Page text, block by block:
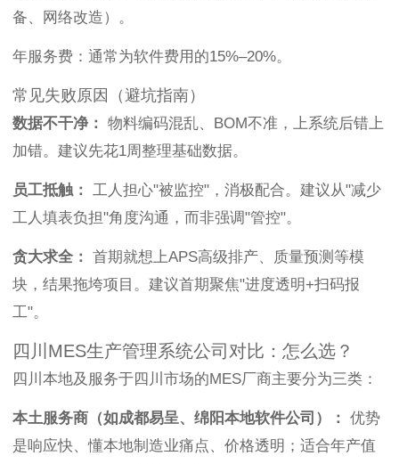
备、网络改造）。
年服务费：通常为软件费用的15%–20%。
常见失败原因（避坑指南）
数据不干净：
物料编码混乱、BOM不准，上系统后错上
加错。建议先花1周整理基础数据。
员工抵触：
工人担心"被监控"，消极配合。建议从"减少
工人填表负担"角度沟通，而非强调"管控"。
贪大求全：
首期就想上APS高级排产、质量预测等模
块，结果拖垮项目。建议首期聚焦"进度透明+扫码报
工"。
四川MES生产管理系统公司对比：怎么选？
四川本地及服务于四川市场的MES厂商主要分为三类：
本土服务商（如成都易呈、绵阳本地软件公司）：
优势
是响应快、懂本地制造业痛点、价格透明；适合年产值